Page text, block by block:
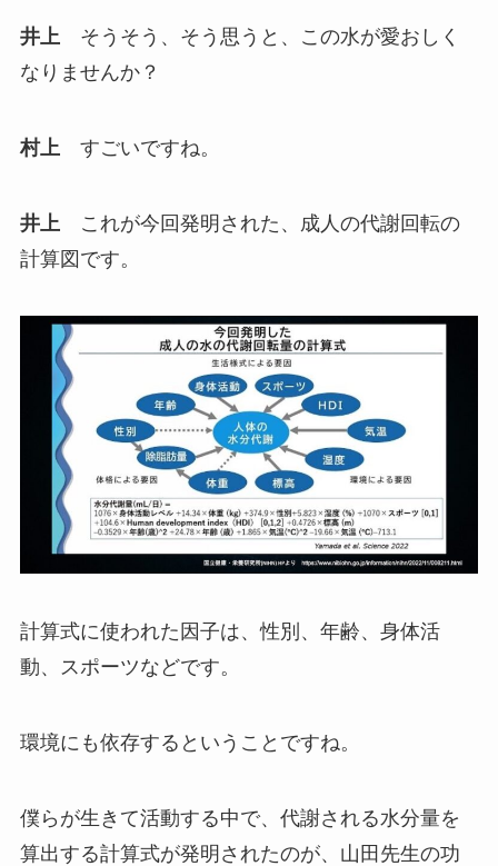
井上 そうそう、そう思うと、この水が愛おしく
なりませんか？
村上 すごいですね。
井上 これが今回発明された、成人の代謝回転の
計算図です。
計算式に使われた因子は、性別、年齢、身体活
動、スポーツなどです。
環境にも依存するということですね。
僕らが生きて活動する中で、代謝される水分量を
算出する計算式が発明されたのが、山田先生の功